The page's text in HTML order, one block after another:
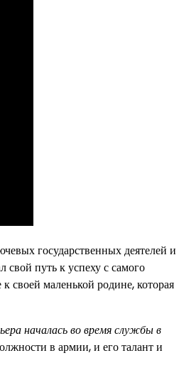
государственных деятелей и
путь к успеху с самого
маленькой родине, которая
началась во время службы в
в армии, и его талант и